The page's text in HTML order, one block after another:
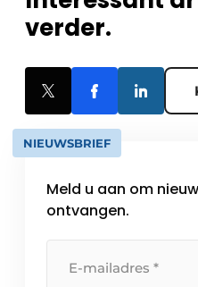
verder.
NIEUWSBRIEF
Meld u aan om
ontvangen.